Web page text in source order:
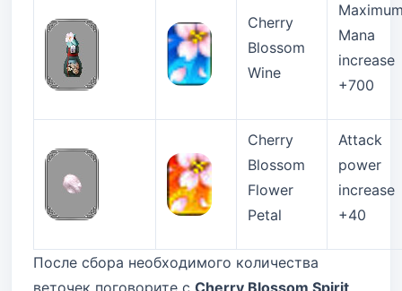
Cherry
Blossom
Wine
Mana
increase
+700
Cherry
Blossom
Flower
Petal
Attack
power
increase
+40
После сбора необходимого количества
веточек поговорите с Cherry Blossom Spirit